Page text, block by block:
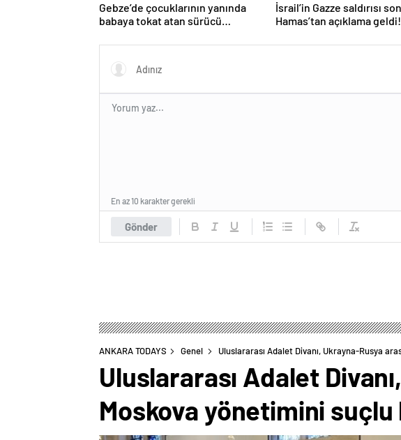
Gebze’de çocuklarının yanında
babaya tokat atan sürücü
İsrail’in Gazze saldırısı
Hamas’tan açıklama
Gönder
En az 10 karakter gerekli
ANKARA TODAYS Genel Uluslararası Adalet Divanı, Ukrayna-Rusya
Uluslararası Adalet
Moskova yönetimini suçlu